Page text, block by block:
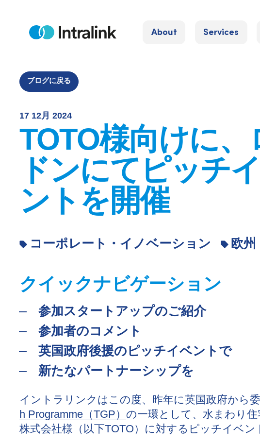
H
About Services
ブログに戻る
17 12月 2024
TOTO様向けに、
ドンにてピッチ
ントを開催
コーポレート・イノベーション 欧州
クイックナビゲーション
参加スタートアップのご紹介
参加者のコメント
英国政府後援のピッチイベントで
新たなパートナーシップを
イントラリンクはこの度、昨年に英国政府から
h Programme（TGP） の一環として、水まわり
株式会社様（以下TOTO）に対するピッチイベン